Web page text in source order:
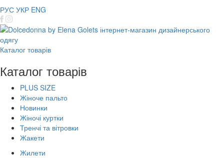
РУС УКР ENG
Каталог товарів
Каталог товарів
PLUS SIZE
Жіноче пальто
Новинки
Жіночі куртки
Тренчі та вітровки
Жакети
Жилети